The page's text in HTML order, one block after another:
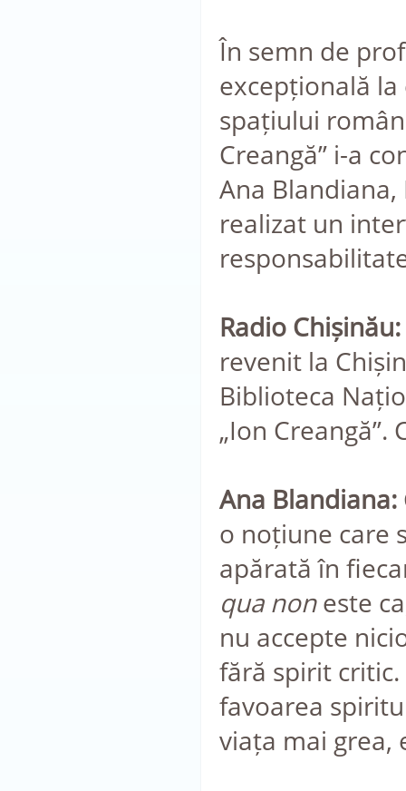
În semn de
excepțională
spațiului
Creangă” i-a
Ana Blandiana,
realizat un
Radio Chișinău:
revenit la
Biblioteca
„Ion
Ana Blandiana:
o noțiune care
apărată în
qua noneste
nu accepte
fără spirit
favoarea
viața mai grea,